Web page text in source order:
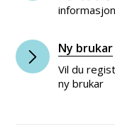
informasjon
Ny brukar
Vil du
ny brukar